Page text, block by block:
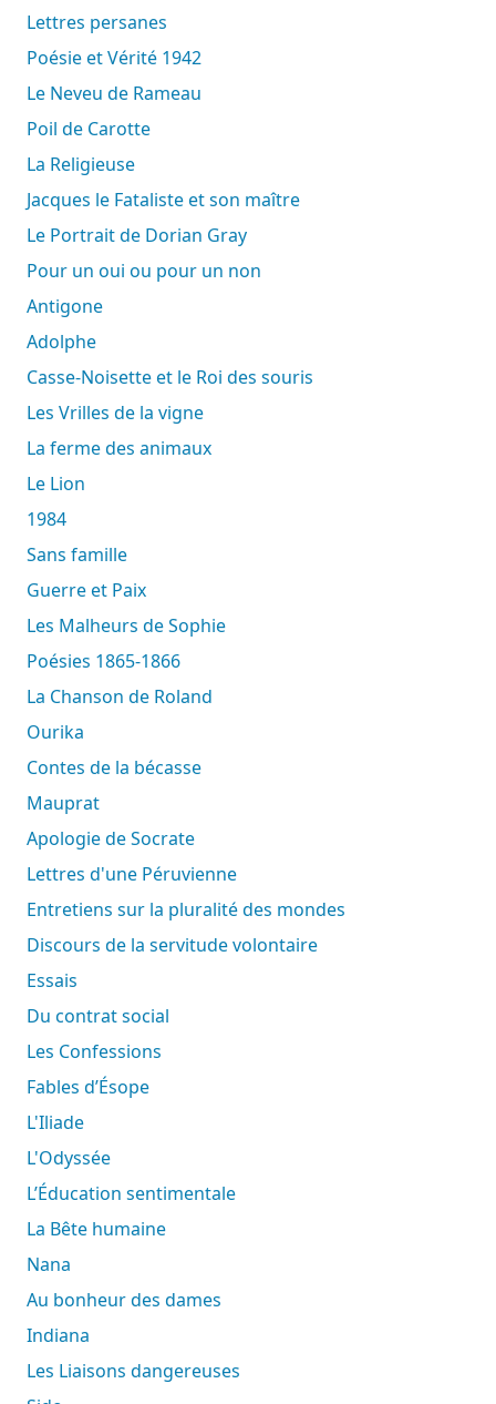
Lettres persanes
Poésie et Vérité 1942
Le Neveu de Rameau
Poil de Carotte
La Religieuse
Jacques le Fataliste et son maître
Le Portrait de Dorian Gray
Pour un oui ou pour un non
Antigone
Adolphe
Casse-Noisette et le Roi des souris
Les Vrilles de la vigne
La ferme des animaux
Le Lion
1984
Sans famille
Guerre et Paix
Les Malheurs de Sophie
Poésies 1865-1866
La Chanson de Roland
Ourika
Contes de la bécasse
Mauprat
Apologie de Socrate
Lettres d'une Péruvienne
Entretiens sur la pluralité des mondes
Discours de la servitude volontaire
Essais
Du contrat social
Les Confessions
Fables d’Ésope
L'Iliade
L'Odyssée
L’Éducation sentimentale
La Bête humaine
Nana
Au bonheur des dames
Indiana
Les Liaisons dangereuses